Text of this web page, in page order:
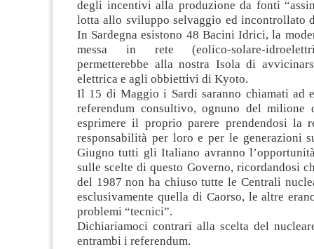
degli incentivi alla produzione da fonti
lotta allo sviluppo selvaggio ed incontrollato
In Sardegna esistono 48 Bacini Idrici, la
messa in rete (eolico-solare-
permetterebbe alla nostra Isola di
elettrica e agli obbiettivi di Kyoto.
Il 15 di Maggio i Sardi saranno chiamati ad
referendum consultivo, ognuno del milione
esprimere il proprio parere prendendosi la
responsabilità per loro e per le generazioni
Giugno tutti gli Italiano avranno
sulle scelte di questo Governo, ricordandosi
del 1987 non ha chiuso tutte le Centrali
esclusivamente quella di Caorso, le altre
problemi “tecnici”.
Dichiariamoci contrari alla scelta del
entrambi i referendum.